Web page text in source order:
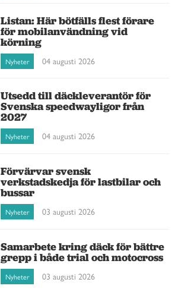
Listan: Här bötfälls flest förare
för mobilanvändning vid
körning
Nyheter 04 augusti 2026
Utsedd till däckleverantör för
Svenska speedwayligor från
2027
Nyheter 04 augusti 2026
Förvärvar svensk
verkstadskedja för lastbilar och
bussar
Nyheter 03 augusti 2026
Samarbete kring däck för bättre
grepp i både trial och motocross
Nyheter 03 augusti 2026